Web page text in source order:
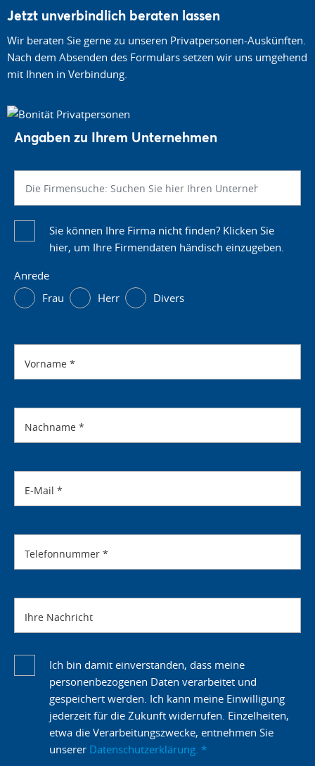
Jetzt unverbindlich beraten lassen
Wir beraten Sie gerne zu unseren Privatpersonen-Auskünften.
Nach dem Absenden des Formulars setzen wir uns umgehend
mit Ihnen in Verbindung.
Angaben zu Ihrem Unternehmen
Sie können Ihre Firma nicht finden? Klicken Sie
hier, um Ihre Firmendaten händisch einzugeben.
Anrede
Frau
Herr Divers
Vorname *
Nachname *
E-Mail *
Telefonnummer *
Ihre Nachricht
Ich bin damit einverstanden, dass meine
personenbezogenen Daten verarbeitet und
gespeichert werden. Ich kann meine Einwilligung
jederzeit für die Zukunft widerrufen. Einzelheiten,
etwa die Verarbeitungszwecke, entnehmen Sie
unserer Datenschutzerklärung. *